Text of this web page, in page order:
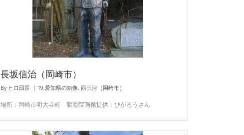
長坂信治（岡崎市）
By ヒロ団長 19.愛知県の銅像, 西三河（岡崎市）
場所：岡崎市明大寺町 龍海院画像提供：びがろうさん